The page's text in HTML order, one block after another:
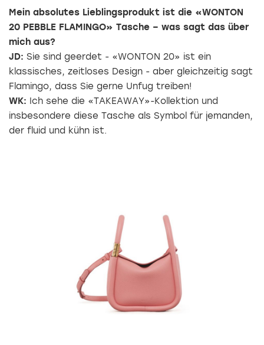
Mein absolutes Lieblingsprodukt ist die «WONTON
20 PEBBLE FLAMINGO» Tasche – was sagt das über
mich aus?
JD: Sie sind geerdet - «WONTON 20» ist ein
klassisches, zeitloses Design - aber gleichzeitig sagt
Flamingo, dass Sie gerne Unfug treiben!
WK: Ich sehe die «TAKEAWAY»-Kollektion und
insbesondere diese Tasche als Symbol für jemanden,
der fluid und kühn ist.